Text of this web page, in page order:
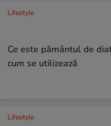
Lifestyle
Ce este pământul de
cum se utilizează
Lifestyle